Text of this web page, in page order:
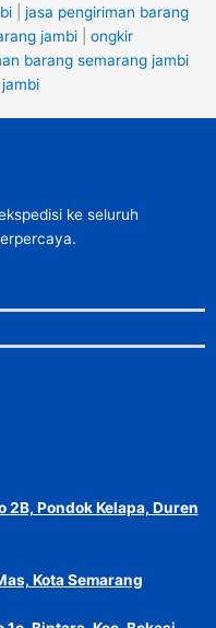
jasa pengiriman barang
jambi
ongkir
barang semarang jambi
ke seluruh
2B, Pondok Kelapa, Duren
Kota Semarang